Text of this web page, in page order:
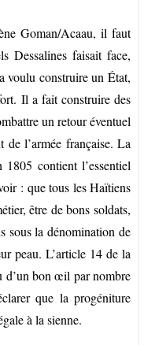
Goman/Acaau, il faut
Dessalines faisait face,
voulu construire un État,
Il a fait construire des
un retour éventuel
de l’armée française. La
contient l’essentiel
: que tous les Haïtiens
être de bons soldats,
sous la dénomination de
peau. L’article 14 de la
d’un bon œil par nombre
que la progéniture
à la sienne.